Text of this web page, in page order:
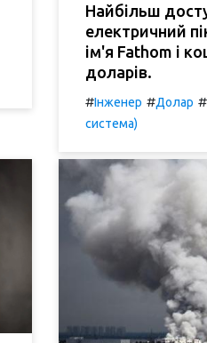
Найбільш
електричний
ім'я Fathom і
доларів.
#Інженер #Долар #
система)